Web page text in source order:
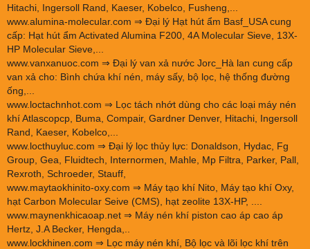
Hitachi, Ingersoll Rand, Kaeser, Kobelco, Fusheng,...
www.alumina-molecular.com ⇒ Đại lý Hạt hút ẩm Basf_USA cung
cấp: Hạt hút ẩm Activated Alumina F200, 4A Molecular Sieve, 13X-
HP Molecular Sieve,...
www.vanxanuoc.com ⇒ Đại lý van xả nước Jorc_Hà lan cung cấp
van xả cho: Bình chứa khí nén, máy sấy, bộ lọc, hệ thống đường
ống,...
www.loctachnhot.com ⇒ Lọc tách nhớt dùng cho các loại máy nén
khí Atlascopcp, Buma, Compair, Gardner Denver, Hitachi, Ingersoll
Rand, Kaeser, Kobelco,...
www.locthuyluc.com ⇒ Đại lý lọc thủy lực: Donaldson, Hydac, Fg
Group, Gea, Fluidtech, Internormen, Mahle, Mp Filtra, Parker, Pall,
Rexroth, Schroeder, Stauff,
www.maytaokhinito-oxy.com ⇒ Máy tạo khí Nito, Máy tạo khí Oxy,
hạt Carbon Molecular Seive (CMS), hạt zeolite 13X-HP, ....
www.maynenkhicaoap.net ⇒ Máy nén khí piston cao áp cao áp
Hertz, J.A Becker, Hengda,..
www.lockhinen.com ⇒ Lọc máy nén khí, Bộ lọc và lõi lọc khí trên